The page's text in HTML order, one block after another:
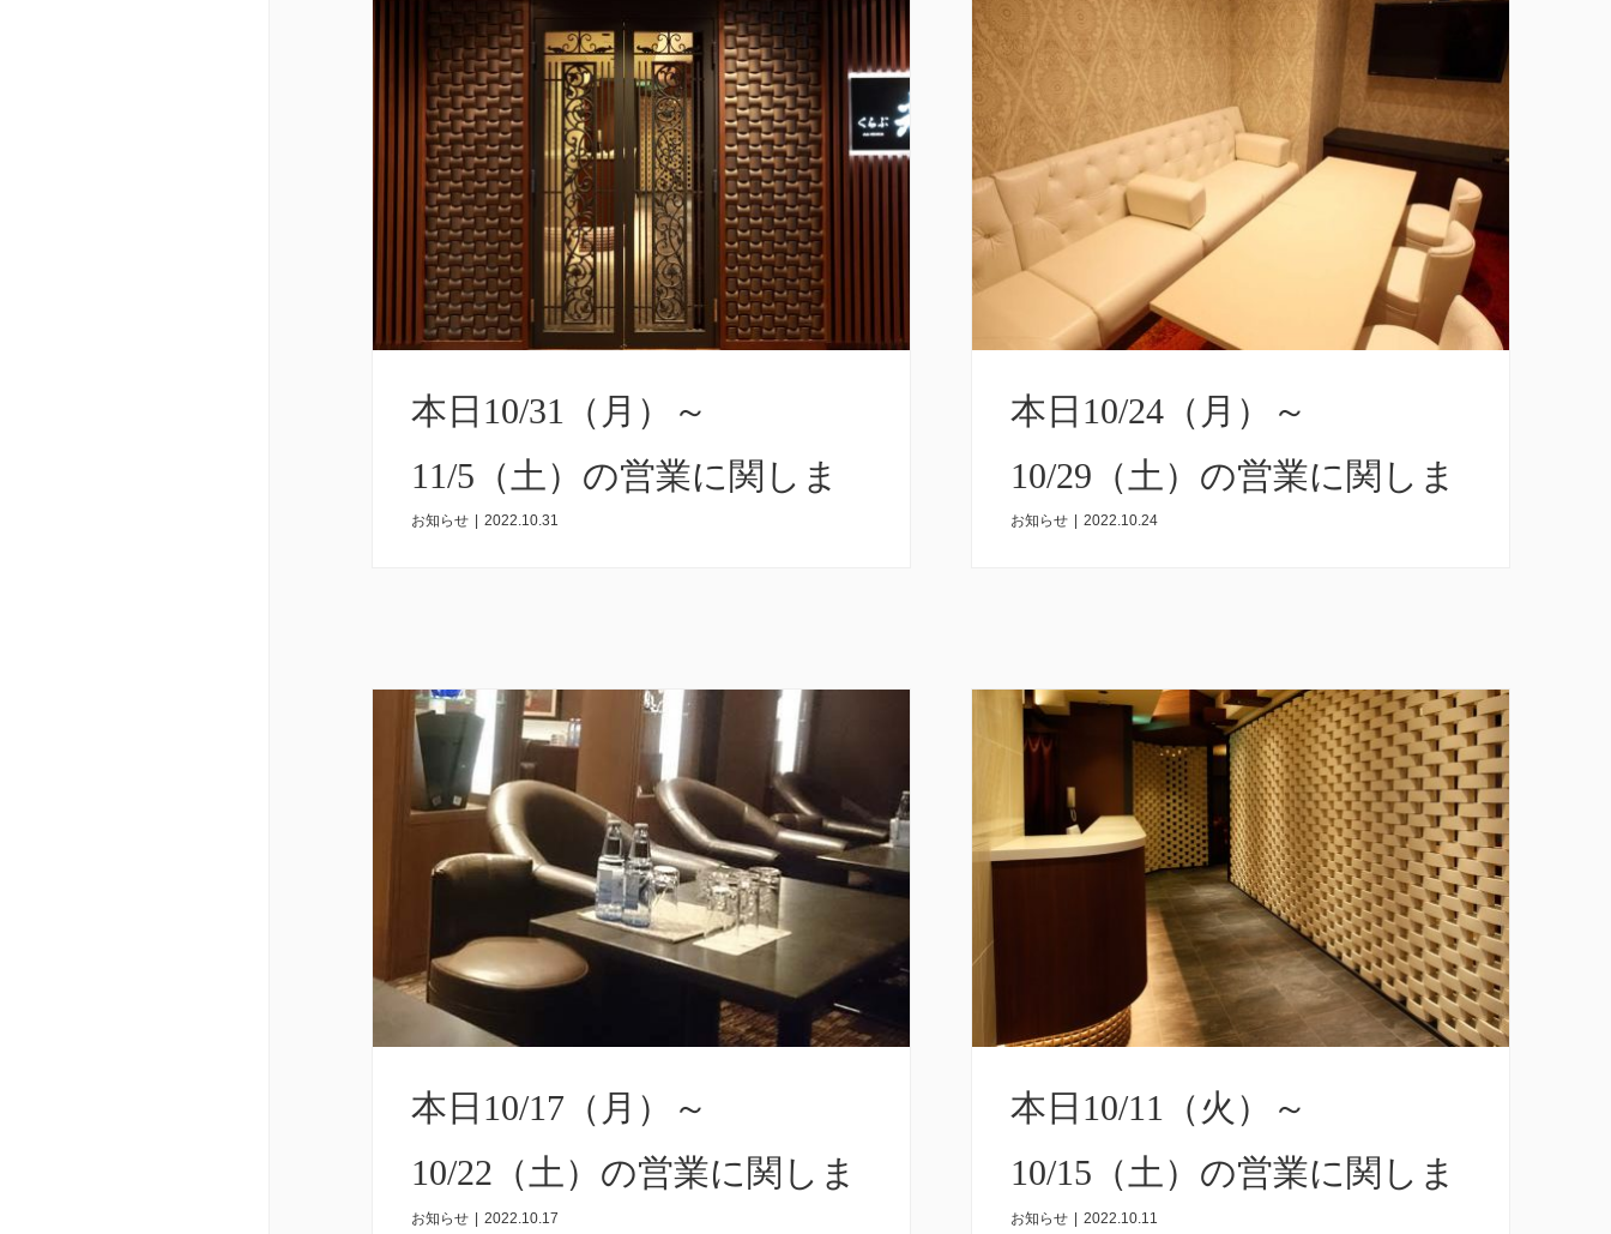
本日10/31（月）～
11/5（土）の営業に関しま
して
お知らせ | 2022.10.31
本日10/24（月）～
10/29（土）の営業に関しま
して
お知らせ | 2022.10.24
本日10/17（月）～
10/22（土）の営業に関しま
お知らせ | 2022.10.17
本日10/11（火）～
10/15（土）の営業に関しま
お知らせ | 2022.10.11